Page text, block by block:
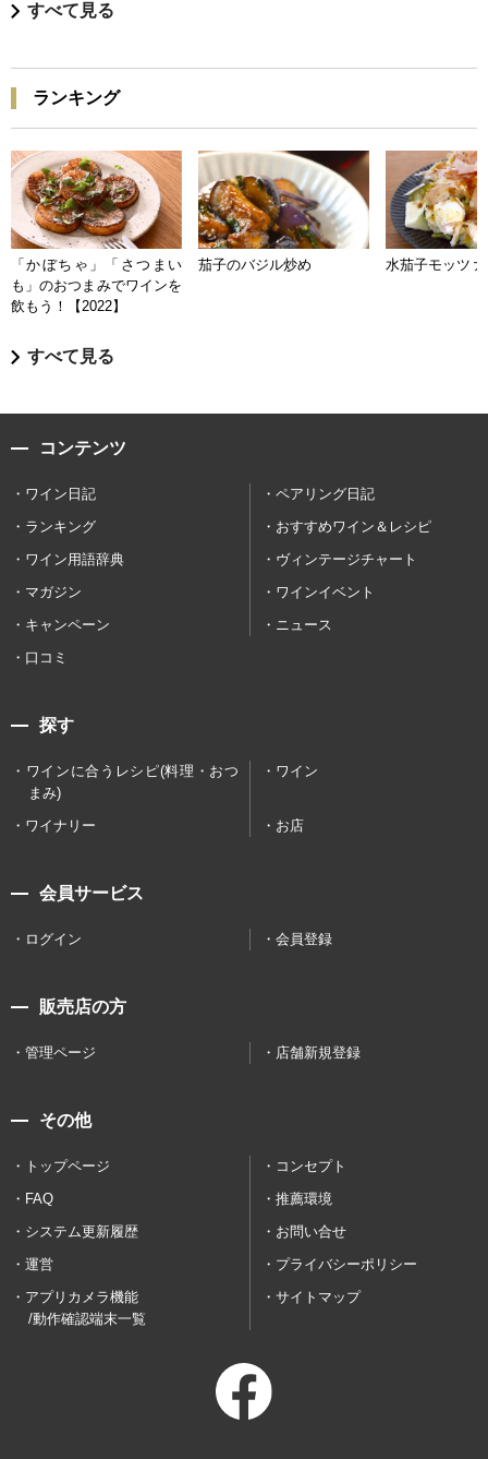
すべて見る
ランキング
「かぼちゃ」「さつまい
も」のおつまみでワインを
飲もう！【2022】
茄子のバジル炒め 水茄子モッツァ
すべて見る
コンテンツ
ワイン日記
ペアリング日記
ランキング
おすすめワイン＆レシピ
ワイン用語辞典
ヴィンテージチャート
マガジン
ワインイベント
キャンペーン
ニュース
口コミ
探す
ワインに合うレシピ(料理・おつ
まみ)
ワイン
ワイナリー お店
会員サービス
ログイン 会員登録
販売店の方
管理ページ 店舗新規登録
その他
トップページ
コンセプト
FAQ
推薦環境
システム更新履歴
お問い合せ
運営
プライバシーポリシー
アプリカメラ機能
/動作確認端末一覧
サイトマップ